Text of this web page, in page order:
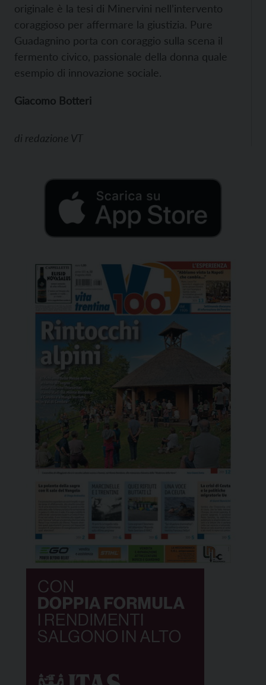
originale è la tesi di Minervini nell’intervento
coraggioso per affermare la giustizia. Pure
Guadagnino porta con coraggio sulla scena il
fermento civico, passionale della donna quale
esempio di innovazione sociale.
Giacomo Botteri
di redazione VT